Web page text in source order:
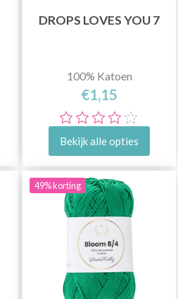
DROPS LOVES YOU 7
100% Katoen
€1,15
Bekijk alle opties
49% korting